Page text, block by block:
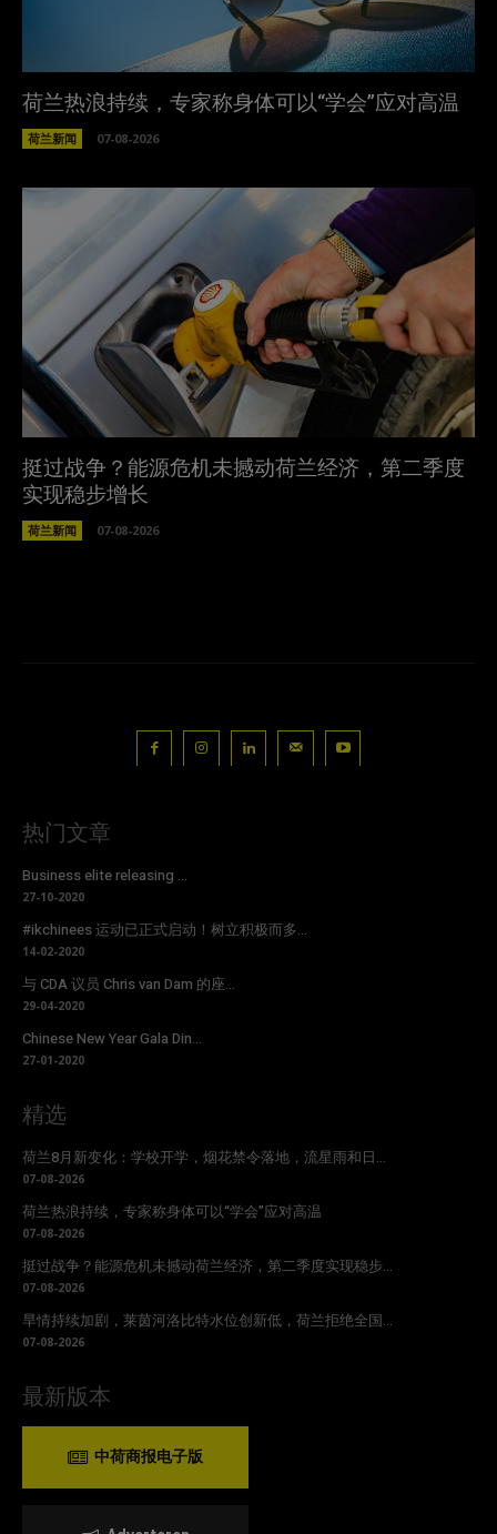
荷兰热浪持续，专家称身体可以“学会”应对高温
荷兰新闻 07-08-2026
挺过战争？能源危机未撼动荷兰经济，第二季度
实现稳步增长
荷兰新闻 07-08-2026
热门文章
Business elite releasing ...
27-10-2020
#ikchinees 运动已正式启动！树立积极而多...
14-02-2020
与 CDA 议员 Chris van Dam 的座...
29-04-2020
Chinese New Year Gala Din...
27-01-2020
精选
荷兰8月新变化：学校开学，烟花禁令落地，流星雨和日...
07-08-2026
荷兰热浪持续，专家称身体可以“学会”应对高温
07-08-2026
挺过战争？能源危机未撼动荷兰经济，第二季度实现稳步...
07-08-2026
旱情持续加剧，莱茵河洛比特水位创新低，荷兰拒绝全国...
07-08-2026
最新版本
中荷商报电子版